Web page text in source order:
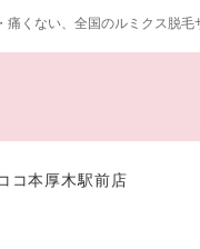
くない、全国のルミクス脱毛
コ本厚木駅前店